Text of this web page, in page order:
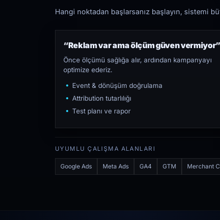
Hangi noktadan başlarsanız başlayın, sistemi
“Reklam var ama ölçüm güven
Önce ölçümü sağlığa alır, ardından kampanyayı
optimize ederiz.
Event & dönüşüm doğrulama
Attribution tutarlılığı
Test planı ve rapor
UYUMLU ÇALIŞMA ALANLARI
Google Ads Meta Ads GA4 GTM Merchant